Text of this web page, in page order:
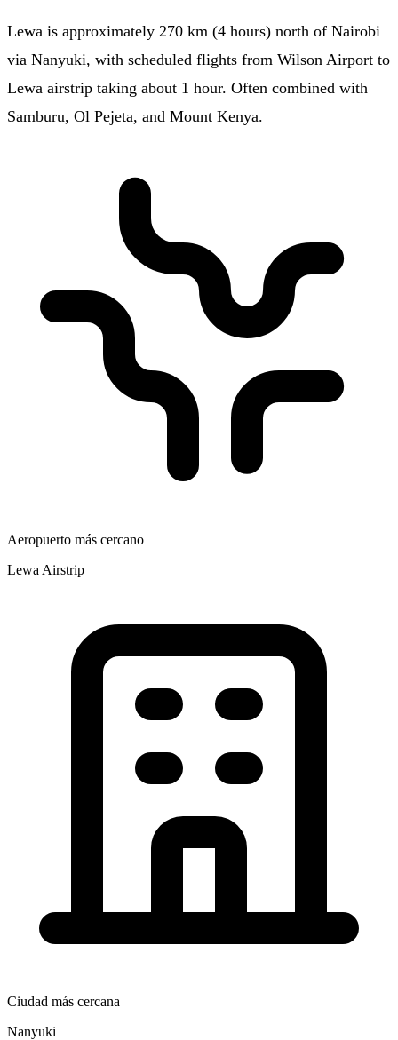
Lewa is approximately 270 km (4 hours) north of Nairobi
via Nanyuki, with scheduled flights from Wilson Airport to
Lewa airstrip taking about 1 hour. Often combined with
Samburu, Ol Pejeta, and Mount Kenya.
Aeropuerto más cercano
Lewa Airstrip
Ciudad más cercana
Nanyuki